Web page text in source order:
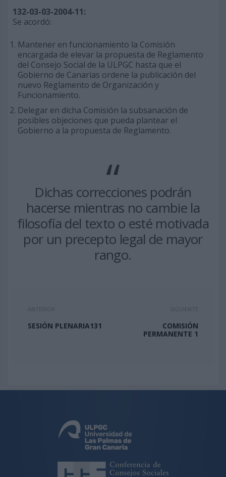
132-03-03-2004-11:
Se acordó:
Mantener en funcionamiento la Comisión
encargada de elevar la propuesta de Reglamento
del Consejo Social de la ULPGC hasta que el
Gobierno de Canarias ordene la publicación del
nuevo Reglamento de Organización y
Funcionamiento.
Delegar en dicha Comisión la subsanación de
posibles objeciones que pueda plantear el
Gobierno a la propuesta de Reglamento.
Dichas correcciones podrán
hacerse mientras no cambie la
filosofía del texto o esté motivada
por un precepto legal de mayor
rango.
ANTERIOR
SESIÓN PLENARIA131
SIGUIENTE
COMISIÓN
PERMANENTE 1